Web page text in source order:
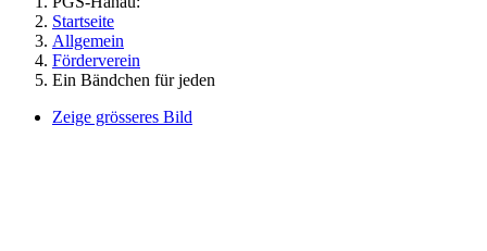
Startseite
Allgemein
Förderverein
Ein Bändchen für jeden
Zeige grösseres Bild